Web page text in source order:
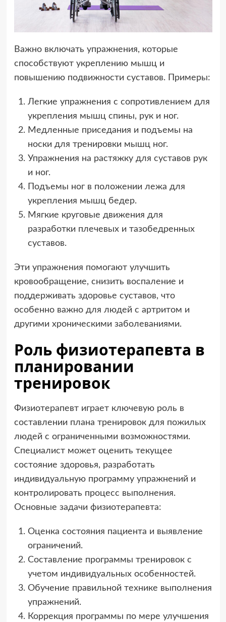
Важно включать упражнения, которые
способствуют укреплению мышц и
повышению подвижности суставов. Примеры:
Легкие упражнения с сопротивлением для
укрепления мышц спины, рук и ног.
Медленные приседания и подъемы на
носки для тренировки мышц ног.
Упражнения на растяжку для суставов рук
и ног.
Подъемы ног в положении лежа для
укрепления мышц бедер.
Мягкие круговые движения для
разработки плечевых и тазобедренных
суставов.
Эти упражнения помогают улучшить
кровообращение, снизить воспаление и
поддерживать здоровье суставов, что
особенно важно для людей с артритом и
другими хроническими заболеваниями.
Роль физиотерапевта в
планировании
тренировок
Физиотерапевт играет ключевую роль в
составлении плана тренировок для пожилых
людей с ограниченными возможностями.
Специалист может оценить текущее
состояние здоровья, разработать
индивидуальную программу упражнений и
контролировать процесс выполнения.
Основные задачи физиотерапевта:
Оценка состояния пациента и выявление
ограничений.
Составление программы тренировок с
учетом индивидуальных особенностей.
Обучение правильной технике выполнения
упражнений.
Коррекция программы по мере улучшения